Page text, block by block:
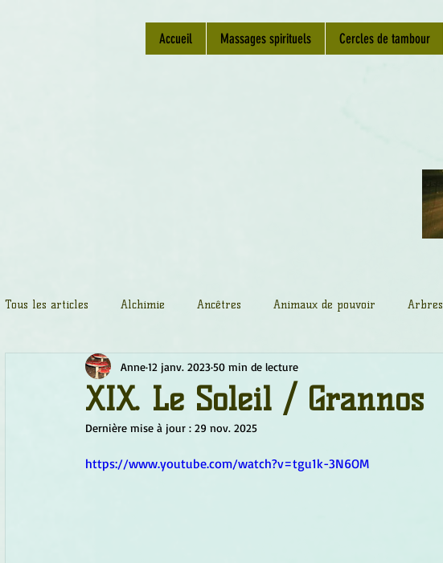
Accueil Massages spirituels Cercles de tambour
Tous les articles Alchimie Ancêtres Animaux de pouvoir Arbres
Chamanisme Champignons Conscience
Fleurs de Bach Géométrie sacrée
XIX. Le Soleil / Grannos
Anne12 janv. 202350 min de lecture
Dernière mise à jour : 29 nov. 2025
https://www.youtube.com/watch?v=tgu1k-3N6OM